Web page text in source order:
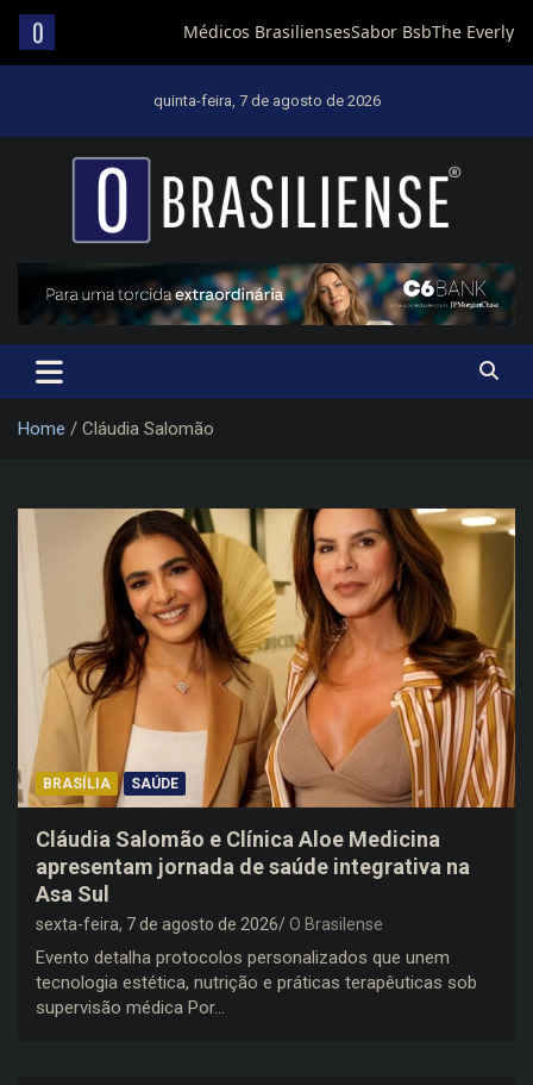
quinta-feira, 7 de agosto de 2026
Um diário de notícias que trabalha por Brasília
Home Cláudia Salomão
BRASÍLIA SAÚDE
Cláudia Salomão e Clínica Aloe Medicina
apresentam jornada de saúde integrativa na
Asa Sul
sexta-feira, 7 de agosto de 2026 O Brasilense
Evento detalha protocolos personalizados que unem
tecnologia estética, nutrição e práticas terapêuticas sob
supervisão médica Por…